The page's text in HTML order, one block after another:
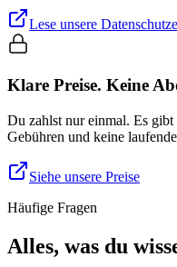
Lese unsere
Klare Preise. Keine
Du zahlst nur einmal. Es
Gebühren und keine
Siehe unsere Preise
Häufige Fragen
Alles, was du